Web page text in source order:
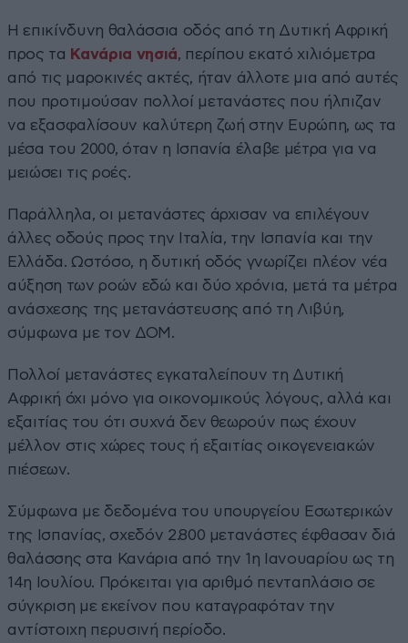
Η επικίνδυνη θαλάσσια οδός από τη Δυτική Αφρική
προς τα Κανάρια νησιά, περίπου εκατό χιλιόμετρα
από τις μαροκινές ακτές, ήταν άλλοτε μια από αυτές
που προτιμούσαν πολλοί μετανάστες που ήλπιζαν
να εξασφαλίσουν καλύτερη ζωή στην Ευρώπη, ως τα
μέσα του 2000, όταν η Ισπανία έλαβε μέτρα για να
μειώσει τις ροές.
Παράλληλα, οι μετανάστες άρχισαν να επιλέγουν
άλλες οδούς προς την Ιταλία, την Ισπανία και την
Ελλάδα. Ωστόσο, η δυτική οδός γνωρίζει πλέον νέα
αύξηση των ροών εδώ και δύο χρόνια, μετά τα μέτρα
ανάσχεσης της μετανάστευσης από τη Λιβύη,
σύμφωνα με τον ΔΟΜ.
Πολλοί μετανάστες εγκαταλείπουν τη Δυτική
Αφρική όχι μόνο για οικονομικούς λόγους, αλλά και
εξαιτίας του ότι συχνά δεν θεωρούν πως έχουν
μέλλον στις χώρες τους ή εξαιτίας οικογενειακών
πιέσεων.
Σύμφωνα με δεδομένα του υπουργείου Εσωτερικών
της Ισπανίας, σχεδόν 2.800 μετανάστες έφθασαν διά
θαλάσσης στα Κανάρια από την 1η Ιανουαρίου ως τη
14η Ιουλίου. Πρόκειται για αριθμό πενταπλάσιο σε
σύγκριση με εκείνον που καταγραφόταν την
αντίστοιχη περυσινή περίοδο.